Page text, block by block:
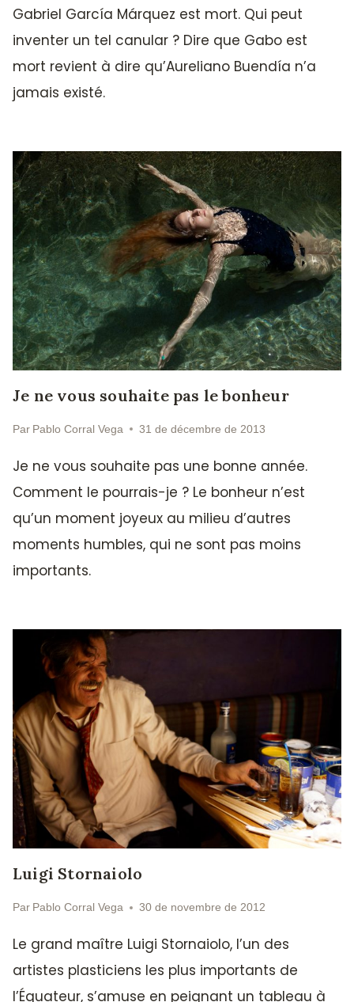
Gabriel García Márquez est mort. Qui peut
inventer un tel canular ? Dire que Gabo est
mort revient à dire qu’Aureliano Buendía n’a
jamais existé.
Je ne vous souhaite pas le bonheur
Par Pablo Corral Vega 31 de décembre de 2013
Je ne vous souhaite pas une bonne année.
Comment le pourrais-je ? Le bonheur n’est
qu’un moment joyeux au milieu d’autres
moments humbles, qui ne sont pas moins
importants.
Luigi Stornaiolo
Par Pablo Corral Vega 30 de novembre de 2012
Le grand maître Luigi Stornaiolo, l’un des
artistes plasticiens les plus importants de
l’Équateur, s’amuse en peignant un tableau à